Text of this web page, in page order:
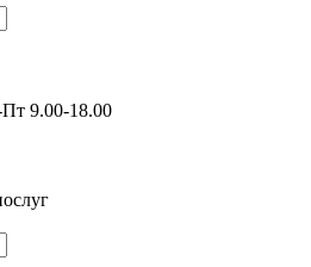
9.00-18.00